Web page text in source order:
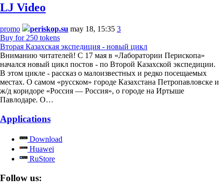
LJ Video
promo periskop.su may 18, 15:35 3
Buy for 250 tokens
Вторая Казахская экспедиция - новый цикл
Вниманию читателей! С 17 мая в «Лаборатории Перископа»
начался новый цикл постов - по Второй Казахской экспедиции.
В этом цикле - рассказ о малоизвестных и редко посещаемых
местах. О самом «русском» городе Казахстана Петропавловске и
ж/д коридоре «Россия — Россия», о городе на Иртыше
Павлодаре. О…
Applications
Download
Huawei
RuStore
Follow us: